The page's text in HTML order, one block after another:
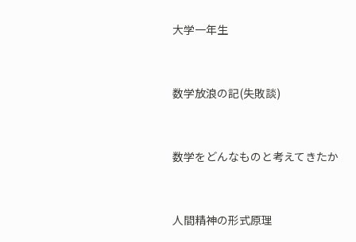
大学一年生
数学放浪の記(失敗談)
数学をどんなものと考えてきたか
人間精神の形式原理